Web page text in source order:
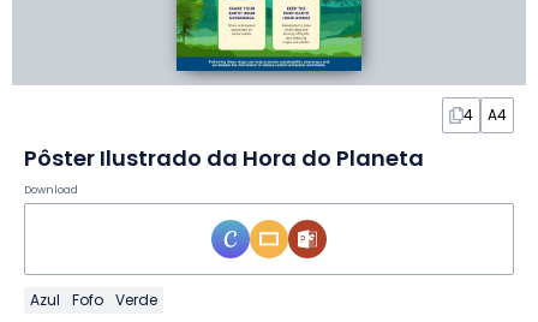
4 A4
Pôster Ilustrado da Hora do Planeta
Download
Azul Fofo Verde